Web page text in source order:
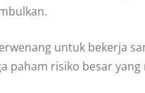
untuk bekerja
paham risiko besar yang